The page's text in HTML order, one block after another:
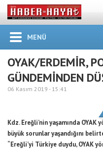
MENÜ
OYAK/ERDEMİR,
GÜNDEMİNDEN
06 Kasım 2019 - 15:41
Kdz. Ereğli’nin yaşamında
büyük sorunlar yaşandığını
“Ereğli’yi Türkiye duydu, OYAK